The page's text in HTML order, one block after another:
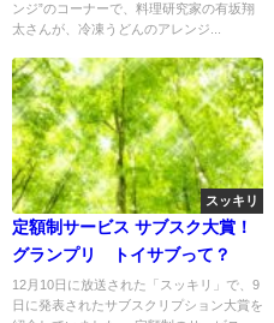
ンジ”のコーナーで、料理研究家の有坂翔
太さんが、冷凍うどんのアレンジ...
スッキリ
定額制サービス サブスク大賞！
グランプリ トイサブって？
12月10日に放送された「スッキリ」で、9
日に発表されたサブスクリプション大賞を